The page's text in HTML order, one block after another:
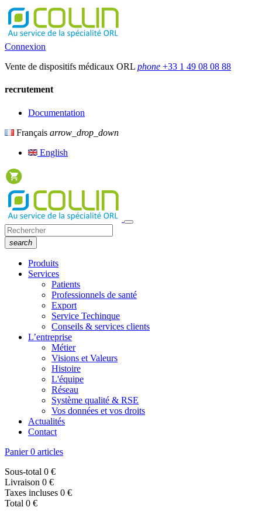
Connexion
Vente de dispositifs médicaux ORL phone +33 1 49 08 08 88
recrutement
Documentation
Français arrow_drop_down
English
search
Produits
Services
Patients
Professionnels de santé
Export
Service Techinque
Conseils & services clients
L’entreprise
Métier
Visions et Valeurs
Histoire
L'équipe
Réseau
Système qualité & RSE
Vos données et vos droits
Actualités
Contact
Panier 0 articles
Sous-total 0 €
Livraison 0 €
Taxes incluses 0 €
Total 0 €